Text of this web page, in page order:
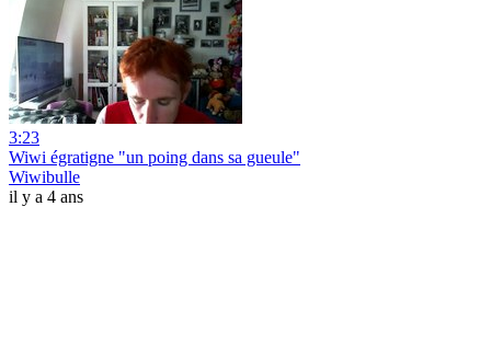
3:23
Wiwi égratigne "un poing dans sa gueule"
Wiwibulle
il y a 4 ans